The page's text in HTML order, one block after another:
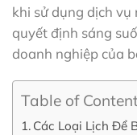
khi sử dụng dịch vụ
quyết định sáng
doanh nghiệp của
Table of
Các Loại Lịch Để